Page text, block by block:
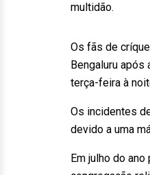
multidão.
Os fãs de
Bengaluru após
terça-feira à
Os incidentes
devido a uma
Em julho do